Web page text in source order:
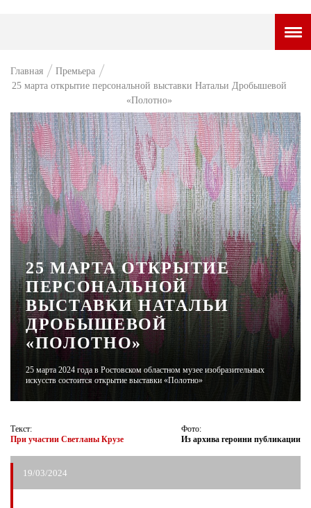
ВОПРОС НЕДЕЛИ
ПРЕМЬЕРА
ТАМ И ТУТ
СТИЛЬ ЖИЗНИ
ХАЙП
ЧЕЛОВЕК ОСОБЕННЫЙ
КУЛЬТ ЕДЫ
АФИША
ЖУРНАЛ
Главная
Премьера
25 марта открытие персональной выставки Натальи Дробышевой
«Полотно»
25 МАРТА ОТКРЫТИЕ
ПЕРСОНАЛЬНОЙ
ВЫСТАВКИ НАТАЛЬИ
ДРОБЫШЕВОЙ
«ПОЛОТНО»
25 марта 2024 года в Ростовском областном музее изобразительных
искусств состоится открытие выставки «Полотно»
Текст:
При участии Светланы Крузе
Фото:
Из архива героини публикации
19/03/2024